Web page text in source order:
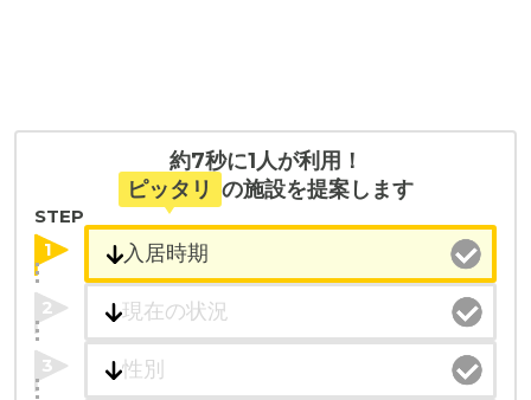
約7秒に1人が利用！
ピッタリ の施設を提案します
STEP
1
2
3